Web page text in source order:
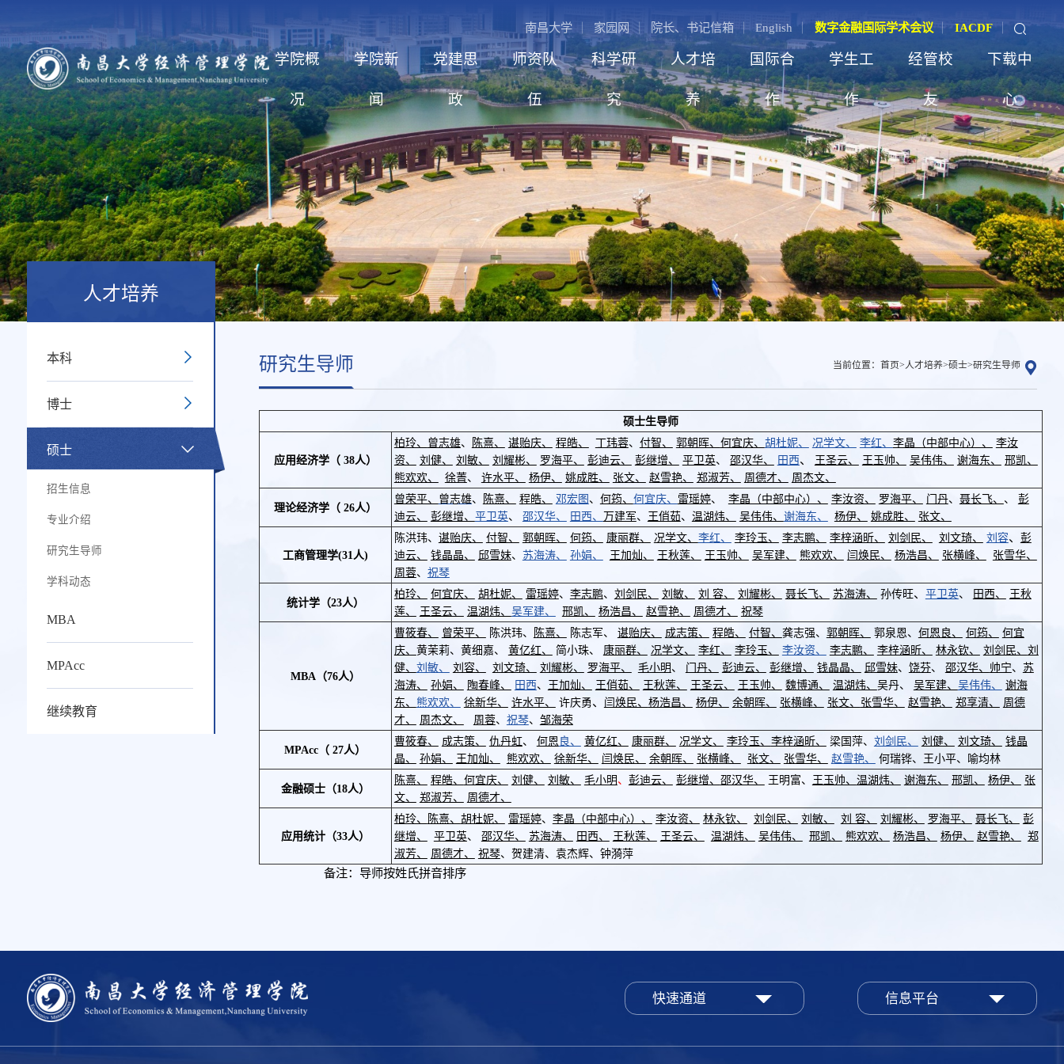
南昌大学 家园网 院长、书记信箱 English 数字金融国际学术会议 IACDF
学院概
况
学院新
闻
党建思
政
师资队
伍
科学研
究
人才培
养
国际合
作
学生工
作
经管校
友
下载中
心
人才培养
本科
博士
硕士
招生信息
专业介绍
研究生导师
学科动态
MBA
MPAcc
继续教育
研究生导师 当前位置：首页> 人才培养>硕士>研究生导师
硕士生导师
应用经济学（38人）
柏玲、 曾志雄、 陈熹、 谌贻庆、 程皓、 丁玮蓉、 付智、 郭朝晖、 何宜庆、 胡杜妮、 况学文、 李红、 李晶（中部中心）、
李汝
资、
刘健、 刘敏、 刘耀彬、 罗海平、 彭迪云、 彭继增、 平卫英、 邵汉华、 田西、 王圣云、 王玉帅、 吴伟伟、 谢海东、
邢凯、
熊欢欢、
徐菁、 许水平、 杨伊、 姚成胜、 张文、 赵雪艳、 郑淑芳、 周德才、 周杰文、
理论经济学（26人）
曾荣平、 曾志雄、 陈熹、 程皓、 邓宏图 、 何筠、 何宜庆、 雷瑶婷、 李晶（中部中心）、 李汝资、 罗海平、 门丹、 聂长飞、 、 彭
迪云、
彭继增、 平卫英、 邵汉华、 田西、 万建军、 王俏茹、 温湖炜、 吴伟伟、 谢海东、 杨伊、 姚成胜、 张文、
工商管理学(31 人)
陈洪玮、 谌贻庆、 付智、 郭朝晖、 何筠、 康丽群、 况学文、 李红、 李玲玉、 李志鹏、 李梓涵昕、 刘剑民、 刘文琦、 刘容、 彭
迪云、
钱晶晶、 邱雪妹、 苏海涛、 孙娟、 王加灿、 王秋莲、 王玉帅、 吴军建、 熊欢欢、 闫焕民、 杨浩昌、 张横峰、
张雪华、
周蓉、 祝琴
统计学（23人）
柏玲、 何宜庆、 胡杜妮、 雷瑶婷、 李志鹏、 刘剑民、 刘敏、 刘 容、 刘耀彬、 聂长飞、 苏海涛、 孙传旺、 平卫英、 田西、
王秋
莲、
王圣云、 温湖炜、 吴军建、 邢凯、 杨浩昌、 赵雪艳、 周德才、 祝琴
MBA （76人）
曹筱春、 曾荣平、 陈洪玮、 陈熹、 陈志军、 谌贻庆、 成志策、 程皓、 付智、 龚志强、 郭朝晖、 郭泉恩、 何恩良、 何筠、
何宜
庆、 黄茉莉、黄细嘉、 黄亿红、 简小珠、 康丽群、 况学文、 李红、 李玲玉、 李汝资、 李志鹏、 李梓涵昕、 林永钦、 刘剑民、 刘
健、 刘敏、 刘容、 刘文琦、 刘耀彬、 罗海平、 毛小明 、 门丹、 彭迪云、 彭继增、 钱晶晶、 邱雪妹、 饶芬、 邵汉华、 帅宁、 苏
海涛、
孙娟、 陶春峰、 田西、 王加灿、 王俏茹、 王秋莲、 王圣云、 王玉帅、 魏博通、 温湖炜、 吴丹、 吴军建、 吴伟伟、
谢海
东、 熊欢欢、 徐新华、 许水平、 许庆勇、 闫焕民、 杨浩昌、 杨伊、 余朝晖、 张横峰、 张文、 张雪华、 赵雪艳、 郑享清、
周德
才、
周杰文、 周蓉、 祝琴、 邹海荣
MPAcc （ 27人）
曹筱春、 成志策、 仇丹虹、 何恩 良、 黄亿红、 康丽群、 况学文、 李玲玉、 李梓涵昕、 梁国萍、 刘剑民、 刘健、 刘文琦、
钱晶
晶、
孙娟、 王加灿、 熊欢欢、 徐新华、 闫焕民、 余朝晖、 张横峰、 张文、 张雪华、 赵雪艳、 何瑞铧、王小平、喻均林
金融硕士（18人）
陈熹、 程皓、 何宜庆、 刘健、 刘敏、 毛小明 、 彭迪云、 彭继增、 邵汉华、 王明富、 王玉帅、 温湖炜、 谢海东、 邢凯、 杨伊、
张
文、
郑淑芳、 周德才、
应用统计（33人）
柏玲、 陈熹、 胡杜妮、 雷瑶婷、 李晶（中部中心）、 李汝资、 林永钦、 刘剑民、 刘敏、 刘 容、 刘耀彬、 罗海平、 聂长飞、
彭
继增、
平卫英、 邵汉华、 苏海涛、 田西、 王秋莲、 王圣云、 温湖炜、 吴伟伟、 邢凯、 熊欢欢、 杨浩昌、 杨伊、 赵雪艳、
郑
淑芳、
周德才、 祝琴、贺建清、袁杰辉、钟漪萍
备注：导师按姓氏拼音排序
快速通道 信息平台